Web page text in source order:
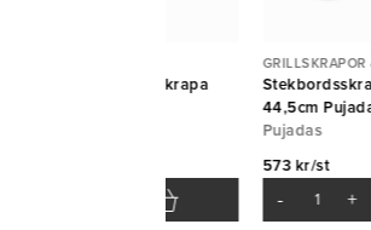
till stekbordsskrapa
GRILLSKRAPOR
44,5cm
Pujadas
573 kr/st
- +